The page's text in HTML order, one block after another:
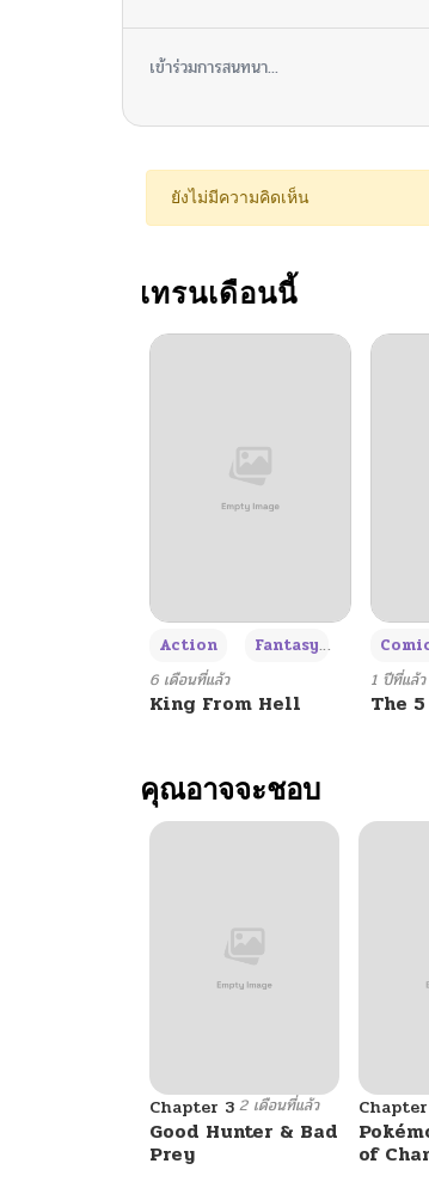
ตอนที่ 98
ตอนที่ 96
ตอนที่ 90
ตอนที่ 89
ตอนที่ 87
ตอนที่ 83
เข้าร่วมการสนทนา...
ยังไม่มีความคิดเห็น
เทรนเดือนนี้
Action Fantasy
6 เดือนที่แล้ว
King From Hell
1 ปีที่แล้ว
The
คุณอาจจะชอบ
Chapter 3 2 เดือนที่แล้ว
Good Hunter & Bad
Prey of